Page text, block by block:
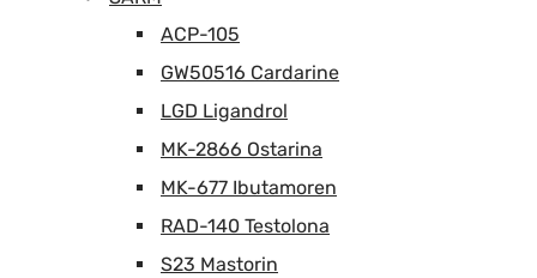
ACP-105
GW50516 Cardarine
LGD Ligandrol
MK-2866 Ostarina
MK-677 Ibutamoren
RAD-140 Testolona
S23 Mastorin